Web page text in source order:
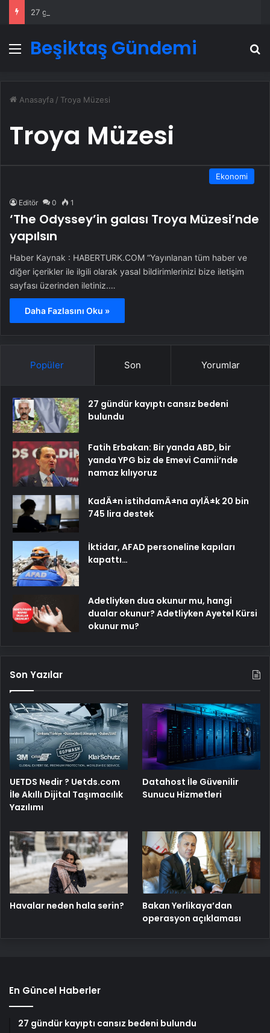
27 gündür kayıptı cansız bedeni bulundu
Menü
Beşiktaş Gündemi
Anasayfa / Troya Müzesi
Troya Müzesi
Ekonomi
Editör 0 1
‘The Odyssey’in galası Troya Müzesi’nde
yapılsın
Haber Kaynak : HABERTURK.COM “Yayınlanan tüm haber ve
diğer içerikler ile ilgili olarak yasal bildirimlerinizi bize iletişim
sayfası üzerinden iletiniz.…
Daha Fazlasını Oku »
Popüler Son Yorumlar
27 gündür kayıptı cansız bedeni
bulundu
Fatih Erbakan: Bir yanda ABD, bir
yanda YPG biz de Emevi Camii’nde
namaz kılıyoruz
KadÄ±n istihdamÄ±na aylÄ±k 20 bin
745 lira destek
İktidar, AFAD personeline kapıları
kapattı…
Adetliyken dua okunur mu, hangi
dualar okunur? Adetliyken Ayetel Kürsi
okunur mu?
Son Yazılar
UETDS Nedir ? Uetds.com
İle Akıllı Dijital Taşımacılık
Yazılımı
Datahost İle Güvenilir
Sunucu Hizmetleri
Havalar neden hala serin?
Bakan Yerlikaya’dan
operasyon açıklaması
En Güncel Haberler
27 gündür kayıptı cansız bedeni bulundu